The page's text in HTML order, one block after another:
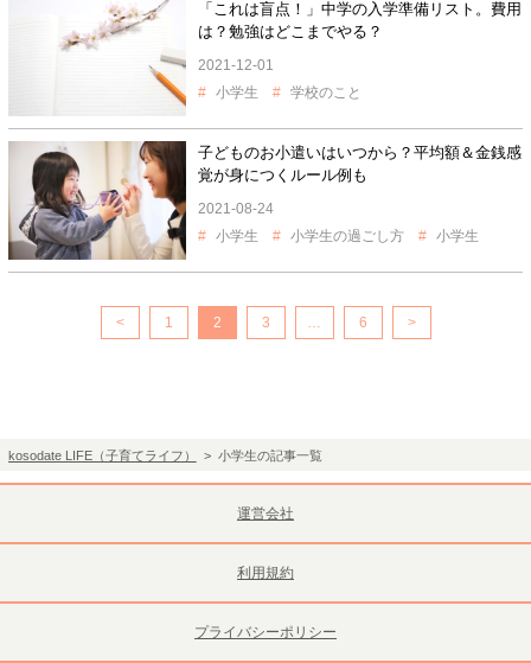
「これは盲点！」中学の入学準備リスト。費用
は？勉強はどこまでやる？
2021-12-01
小学生
学校のこと
子どものお小遣いはいつから？平均額＆金銭感
覚が身につくルール例も
2021-08-24
小学生
小学生の過ごし方 小学生
< 1 2 3 … 6 >
kosodate LIFE（子育てライフ） > 小学生の記事一覧
運営会社
利用規約
プライバシーポリシー